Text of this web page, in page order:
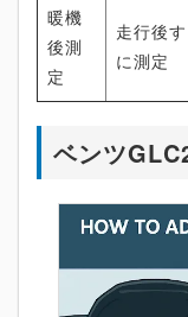
暖機
後測
定
走行後
に測定
ベンツ